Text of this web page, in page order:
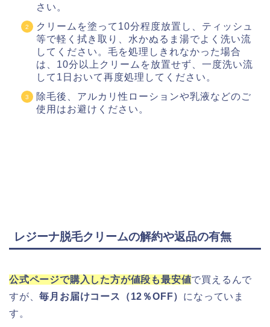
さい。
クリームを塗って10分程度放置し、ティッシュ
等で軽く拭き取り、水かぬるま湯でよく洗い流
してください。毛を処理しきれなかった場合
は、10分以上クリームを放置せず、一度洗い流
して1日おいて再度処理してください。
除毛後、アルカリ性ローションや乳液などのご
使用はお避けください。
レジーナ脱毛クリームの解約や返品の有無
公式ページで購入した方が値段も最安値で買えるんで
すが、毎月お届けコース（12％OFF） になっていま
す。